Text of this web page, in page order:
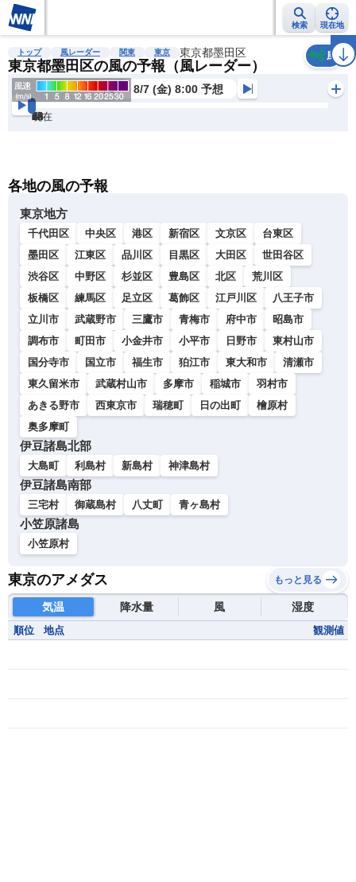
検索 現在地
雨雲レーダー 台風情報 地震情報 警報・注意報 2週間天気 ラ
トップ 風レーダー 関東 東京 東京都墨田区
東京都墨田区の風の予報（風レーダー）
風
8/7 (金) 8:00 予想
現在
6h
12
24
36
48
60
72
各地の風の予報
東京地方
千代田区 中央区 港区 新宿区 文京区
台東区
墨田区
江東区 品川区 目黒区 大田区
世田谷区
渋谷区
中野区 杉並区 豊島区 北区
荒川区
板橋区
練馬区 足立区 葛飾区 江戸川区
八王子市
立川市
武蔵野市 三鷹市 青梅市 府中市
昭島市
調布市
町田市 小金井市 小平市 日野市
東村山市
国分寺市
国立市 福生市 狛江市 東大和市
清瀬市
東久留米市
武蔵村山市 多摩市 稲城市
羽村市
あきる野市
西東京市 瑞穂町 日の出町
檜原村
奥多摩町
伊豆諸島北部
大島町 利島村 新島村 神津島村
伊豆諸島南部
三宅村 御蔵島村 八丈町 青ヶ島村
小笠原諸島
小笠原村
東京のアメダス もっと見る
気温 降水量 風 湿度
順位 地点 観測値